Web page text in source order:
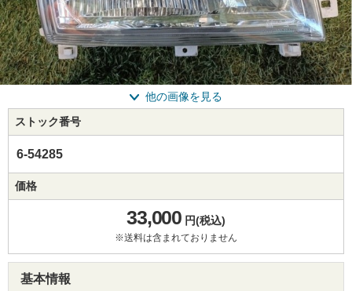
他の画像を見る
ストック番号
6-54285
価格
33,000円(税込)
※送料は含まれておりません
基本情報